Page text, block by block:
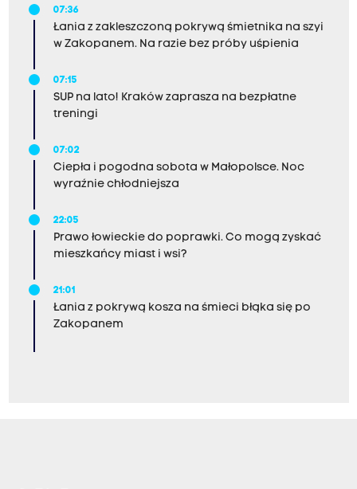
07:36
Łania z zakleszczoną pokrywą śmietnika na szyi
w Zakopanem. Na razie bez próby uśpienia
07:15
SUP na lato! Kraków zaprasza na bezpłatne
treningi
07:02
Ciepła i pogodna sobota w Małopolsce. Noc
wyraźnie chłodniejsza
22:05
Prawo łowieckie do poprawki. Co mogą zyskać
mieszkańcy miast i wsi?
21:01
Łania z pokrywą kosza na śmieci błąka się po
Zakopanem